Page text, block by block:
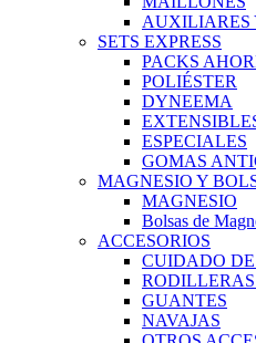
AUXILIARES
SETS EXPRESS
PACKS
POLIÉSTER
DYNEEMA
ESPECIALES
GOMAS
MAGNESIO Y
MAGNESIO
Bolsas de
ACCESORIOS
CUIDADO
GUANTES
NAVAJAS